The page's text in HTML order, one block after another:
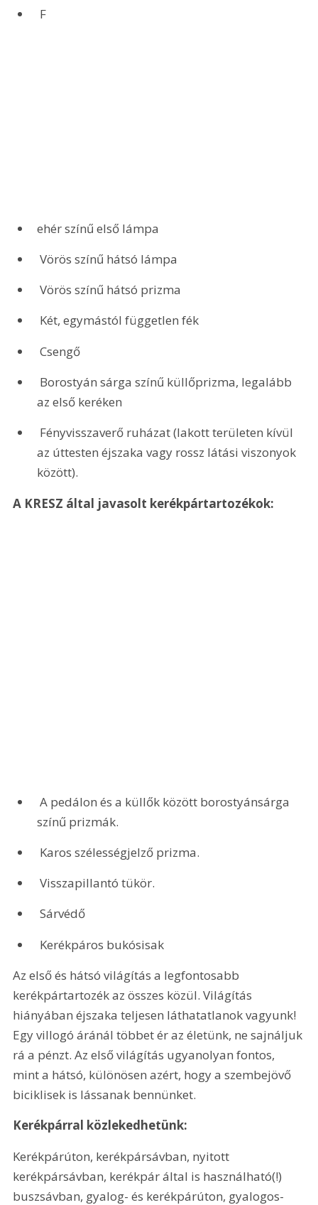
F
ehér színű első lámpa
Vörös színű hátsó lámpa
Vörös színű hátsó prizma
Két, egymástól független fék
Csengő
az első keréken
az úttesten éjszaka vagy rossz látási viszonyok
között).
A KRESZ által javasolt kerékpártartozékok:
A pedálon és a küllők között borostyánsárga
színű prizmák.
Karos szélességjelző prizma.
Visszapillantó tükör.
Sárvédő
Kerékpáros bukósisak
Az első és hátsó világítás a legfontosabb
kerékpártartozék az összes közül. Világítás
hiányában éjszaka teljesen láthatatlanok vagyunk!
Egy villogó áránál többet ér az életünk, ne sajnáljuk
rá a pénzt. Az első világítás ugyanolyan fontos,
mint a hátsó, különösen azért, hogy a szembejövő
biciklisek is lássanak bennünket.
Kerékpárral közlekedhetünk:
Kerékpárúton, kerékpársávban, nyitott
kerékpársávban, kerékpár által is használható(!)
buszsávban, gyalog- és kerékpárúton, gyalogos-